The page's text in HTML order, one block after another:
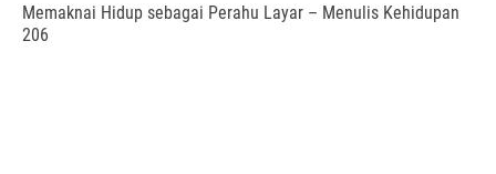
Memaknai Hidup sebagai Perahu Layar – Menulis Kehidupan
206